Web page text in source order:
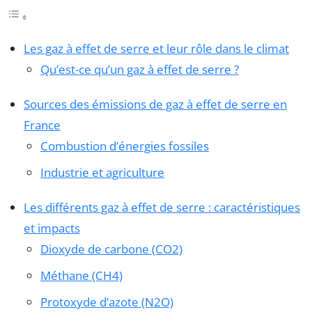
Les gaz à effet de serre et leur rôle dans le climat
Qu’est-ce qu’un gaz à effet de serre ?
Sources des émissions de gaz à effet de serre en
France
Combustion d’énergies fossiles
Industrie et agriculture
Les différents gaz à effet de serre : caractéristiques
et impacts
Dioxyde de carbone (CO2)
Méthane (CH4)
Protoxyde d’azote (N2O)